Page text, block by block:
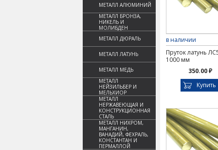
МЕТАЛЛ АЛЮМИНИЙ
МЕТАЛЛ БРОНЗА,
НИКЕЛЬ И
МОЛИБДЕН
МЕТАЛЛ ДЮРАЛЬ
МЕТАЛЛ ЛАТУНЬ
МЕТАЛЛ МЕДЬ
МЕТАЛЛ
НЕЙЗИЛЬБЕР И
МЕЛЬХИОР
МЕТАЛЛ
НЕРЖАВЕЮЩАЯ И
КОНСТРУКЦИОННАЯ
СТАЛЬ
МЕТАЛЛ НИХРОМ,
МАНГАНИН,
ВАНАДИЙ, ФЕХРАЛЬ,
КОНСТАНТАН И
ПЕРМАЛЛОЙ
в наличии
Пруток латунь
1000 мм
350.00 ₽
Купить